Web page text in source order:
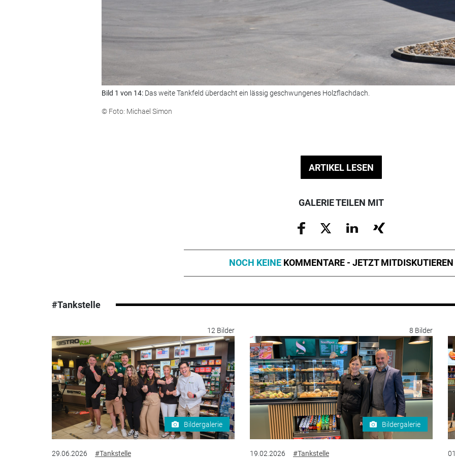
Bild 1 von 14: Das weite Tankfeld überdacht ein lässig geschwungenes Holzflachdach.
© Foto: Michael Simon
ARTIKEL LESEN
GALERIE TEILEN MIT
NOCH KEINE KOMMENTARE - JETZT MITDISKUTIEREN
#Tankstelle
12 Bilder
Bildergalerie
29.06.2026 #Tankstelle
8 Bilder
Bildergalerie
19.02.2026 #Tankstelle